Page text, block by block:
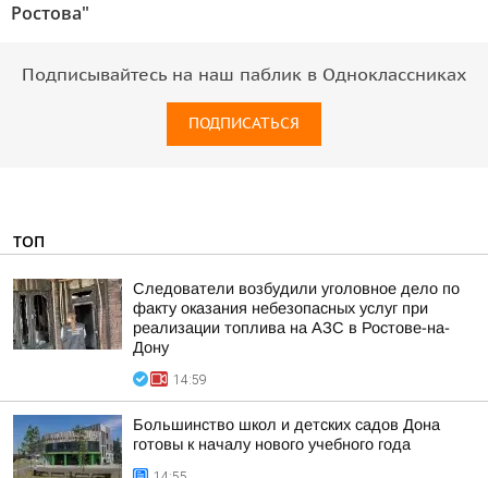
Ростова"
Подписывайтесь на наш паблик в Одноклассниках
ПОДПИСАТЬСЯ
ТОП
Следователи возбудили уголовное дело по
факту оказания небезопасных услуг при
реализации топлива на АЗС в Ростове-на-
Дону
14:59
Большинство школ и детских садов Дона
готовы к началу нового учебного года